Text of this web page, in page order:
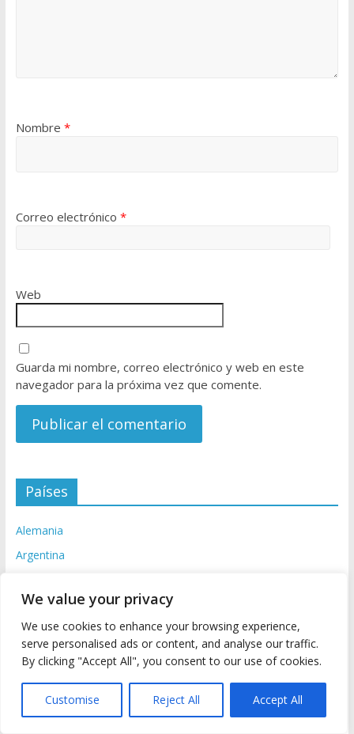
We value your privacy
We use cookies to enhance your browsing experience,
serve personalised ads or content, and analyse our traffic.
By clicking "Accept All", you consent to our use of cookies.
Customise Reject All Accept All
Nombre *
Correo electrónico *
Web
Guarda mi nombre, correo electrónico y web en este
navegador para la próxima vez que comente.
l
t
r
a
Países
Alemania
Argentina
Belgica
Brasil
Croacia
Escocia